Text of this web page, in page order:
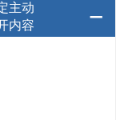
主动
内容